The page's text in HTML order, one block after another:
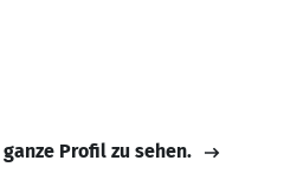
Profil zu sehen.